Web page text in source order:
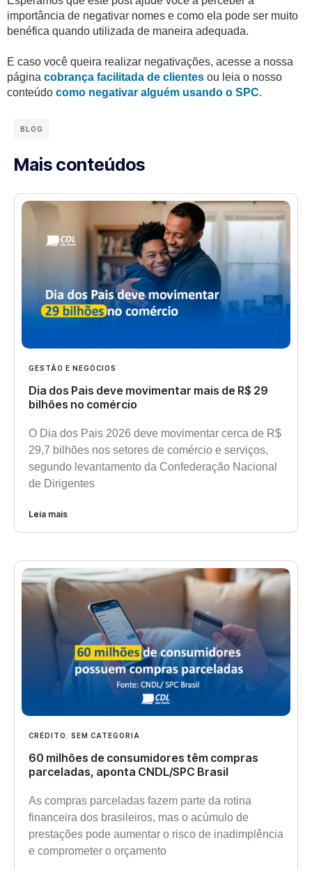
importância de negativar nomes e como ela pode ser muito
benéfica quando utilizada de maneira adequada.
E caso você queira realizar negativações, acesse a nossa
página cobrança facilitada de clientes ou leia o nosso
conteúdo como negativar alguém usando o SPC.
BLOG
Mais conteúdos
GESTÃO E NEGÓCIOS
Dia dos Pais deve movimentar mais de R$ 29
bilhões no comércio
O Dia dos Pais 2026 deve movimentar cerca de R$
29,7 bilhões nos setores de comércio e serviços,
segundo levantamento da Confederação Nacional
de Dirigentes
Leia mais
CRÉDITO SEM CATEGORIA
60 milhões de consumidores têm compras
parceladas, aponta CNDL/SPC Brasil
As compras parceladas fazem parte da rotina
financeira dos brasileiros, mas o acúmulo de
prestações pode aumentar o risco de inadimplência
e comprometer o orçamento